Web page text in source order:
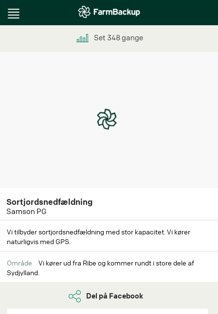
Toggle
Set 348gange
Sortjordsnedfældning
Samson PG
Vi tilbyder sortjordsnedfældning med stor kapacitet. Vi kører
naturligvis med GPS.
Område
Vi kører ud fra Ribe og kommer rundt i store dele af
Sydjylland.
Del på Facebook